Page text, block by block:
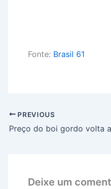
Fonte: Brasil 61
PREVIOUS
Deixe um